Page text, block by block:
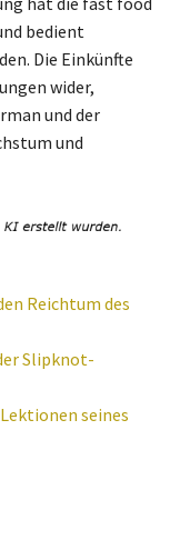
bedient
Die Einkünfte
wider,
und der
und
Reichtum des
Slipknot-
seines